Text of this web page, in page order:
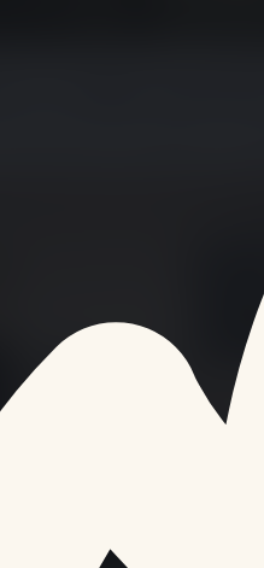
J.J.J. Rigal, entrée
annoncé au vendredi 11